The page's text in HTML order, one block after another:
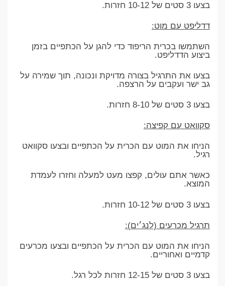
בצעו 3 סטים של 10-12 חזרות.
דדליפט עם מוט:
השתמשו בכרית הריפוד כדי להגן על הכתפיים בזמן
ביצוע הדדליפט.
בצעו את התרגיל בצורה מדויקת ונכונה, תוך שמירה על
גב ישר ועקבים על הרצפה.
בצעו 3 סטים של 8-10 חזרות.
סקוואט עם קפיצה:
הניחו את המוט עם הכרית על הכתפיים ובצעו סקוואט
רגיל.
כאשר אתם עולים, קפצו מעט למעלה וחזרו לעמדת
המוצא.
בצעו 3 סטים של 10-12 חזרות.
תרגיל מכרעים (לנג׳ים):
הניחו את המוט עם הכרית על הכתפיים ובצעו מכרעים
קדמיים ואחוריים.
בצעו 3 סטים של 12-15 חזרות לכל רגל.